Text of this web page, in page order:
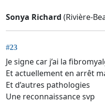
Sonya Richard (Rivière-
#23
Je signe car j’ai la
Et actuellement en arrêt
Et d’autres pathologies
Une reconnaissance svp